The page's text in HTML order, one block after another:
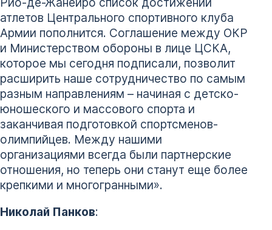
атлетов Центрального спортивного клуба
Армии пополнится. Соглашение между ОКР
и Министерством обороны в лице ЦСКА,
которое мы сегодня подписали, позволит
расширить наше сотрудничество по самым
разным направлениям – начиная с детско-
юношеского и массового спорта и
заканчивая подготовкой спортсменов-
олимпийцев. Между нашими
организациями всегда были партнерские
отношения, но теперь они станут еще более
крепкими и многогранными».
Николай Панков: